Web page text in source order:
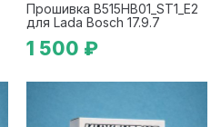
Прошивка B515HB01_ST1_E2
для Lada Bosch 17.9.7
1 500 ₽